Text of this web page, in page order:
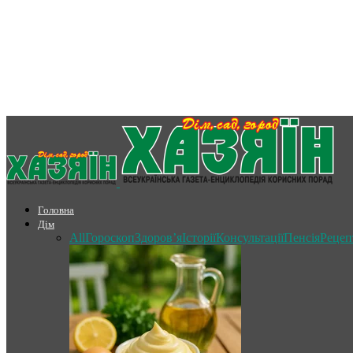
Головна
Дім
AllГороскопЗдоров’яІсторіїКонсультаціїПенсія